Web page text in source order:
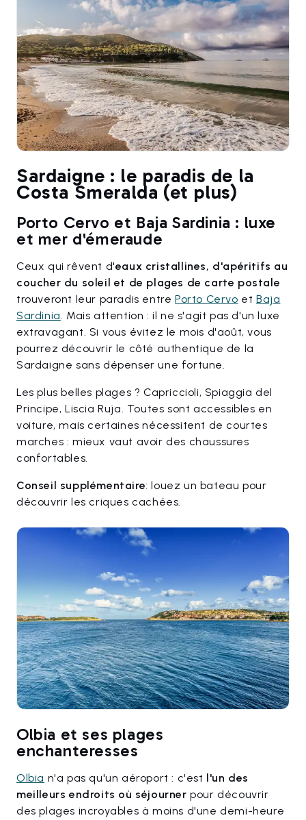
Sardaigne : le paradis de la
Costa Smeralda (et plus)
Porto Cervo et Baja Sardinia : luxe
et mer d'émeraude
Ceux qui rêvent d'eaux cristallines, d'apéritifs au
coucher du soleil et de plages de carte postale
trouveront leur paradis entrePorto Cervo etBaja
Sardinia. Mais attention : il ne s'agit pas d'un luxe
extravagant. Si vous évitez le mois d'août, vous
pourrez découvrir le côté authentique de la
Sardaigne sans dépenser une fortune.
Les plus belles plages ? Capriccioli, Spiaggia del
Principe, Liscia Ruja. Toutes sont accessibles en
voiture, mais certaines nécessitent de courtes
marches : mieux vaut avoir des chaussures
confortables.
Conseil supplémentaire: louez un bateau pour
découvrir les criques cachées.
Olbia et ses plages
enchanteresses
Olbia n'a pas qu'un aéroport : c'est l'un des
meilleurs endroits où séjourner pour découvrir
des plages incroyables à moins d'une demi-heure